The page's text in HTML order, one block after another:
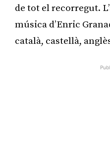
de tot el recorregut.
música d’Enric
català, castellà,